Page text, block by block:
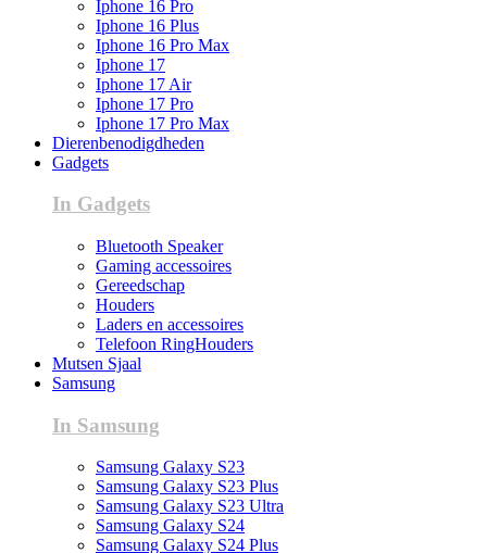
Iphone 16 Pro
Iphone 16 Plus
Iphone 16 Pro Max
Iphone 17
Iphone 17 Air
Iphone 17 Pro
Iphone 17 Pro Max
Dierenbenodigdheden
Gadgets
In Gadgets
Bluetooth Speaker
Gaming accessoires
Gereedschap
Houders
Laders en accessoires
Telefoon RingHouders
Mutsen Sjaal
Samsung
In Samsung
Samsung Galaxy S23
Samsung Galaxy S23 Plus
Samsung Galaxy S23 Ultra
Samsung Galaxy S24
Samsung Galaxy S24 Plus